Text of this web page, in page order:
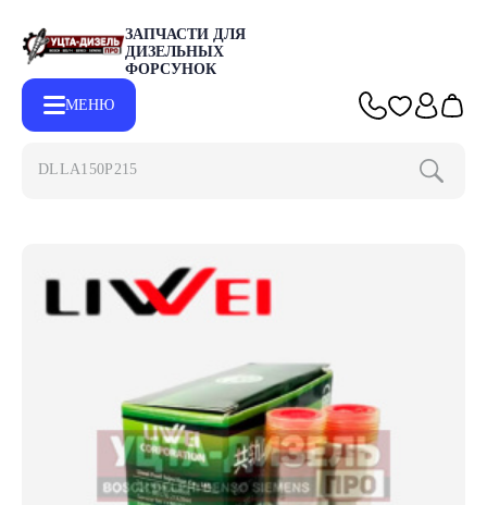
ЗАПЧАСТИ ДЛЯ
ДИЗЕЛЬНЫХ
ФОРСУНОК
МЕНЮ
DLLA150P2153